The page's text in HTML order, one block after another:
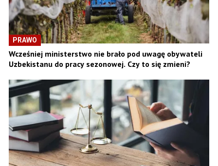
PRAWO
Wcześniej ministerstwo nie brało pod uwagę obywateli
Uzbekistanu do pracy sezonowej. Czy to się zmieni?